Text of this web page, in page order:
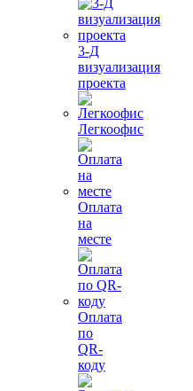
3-Д
визуализация
проекта
Легкоофис
Оплата
на
месте
Оплата
по
QR-
коду